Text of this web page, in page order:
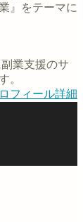
』をテーマに
業支援のサ
。
フィール詳細